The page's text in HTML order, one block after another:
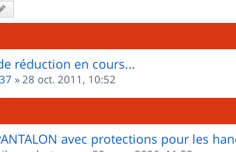
réduction en cours...
» 28 oct. 2011, 10:52
avec protections pour les